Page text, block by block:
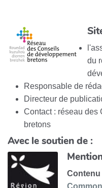
du
Responsable de
Directeur de
Contact : réseau des
bretons
Avec le soutien de :
Contenu